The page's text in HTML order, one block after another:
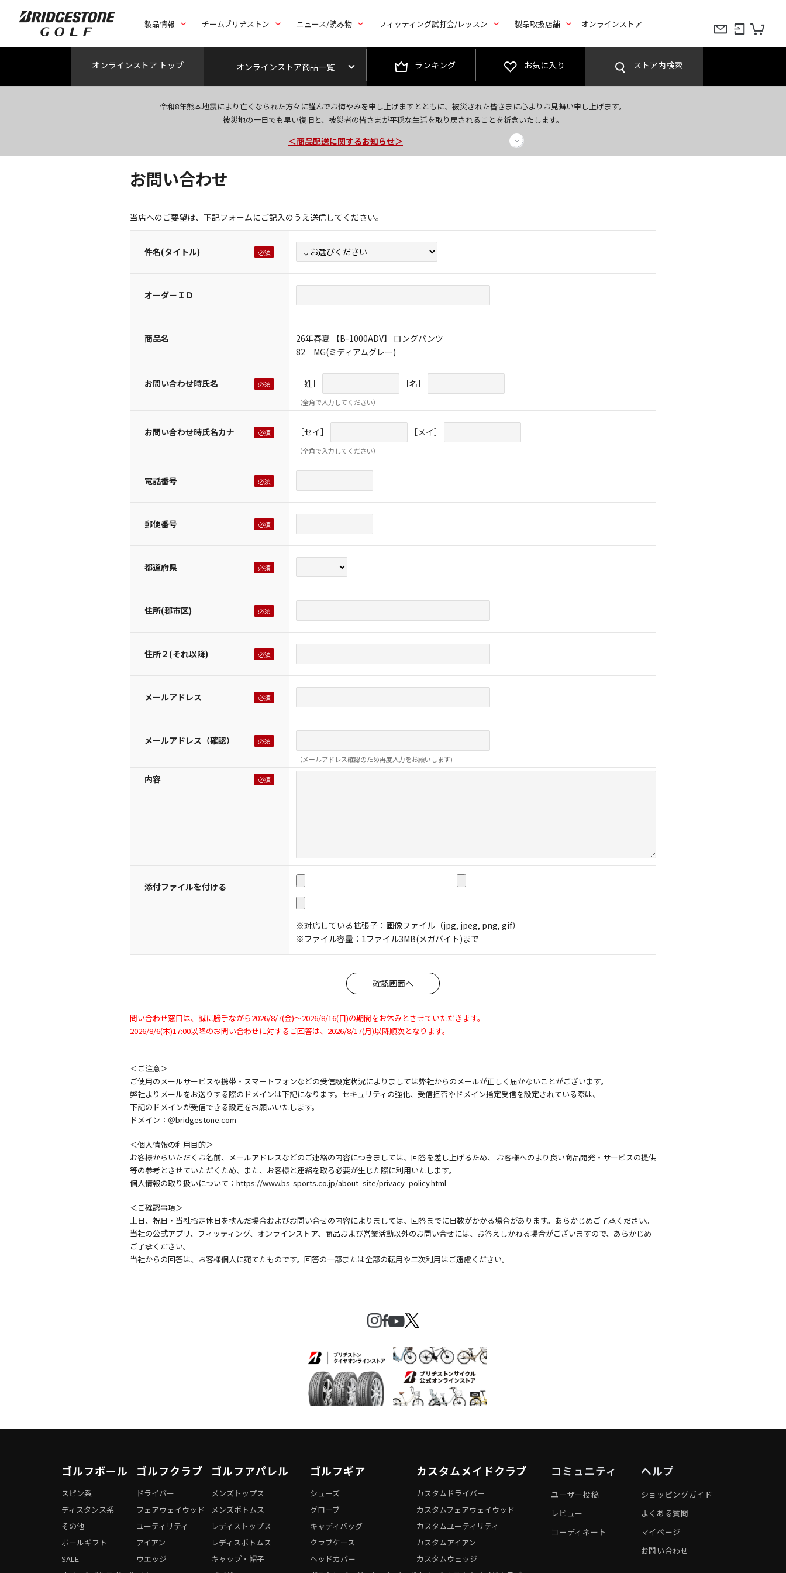
製品情報 チームブリヂストン ニュース/読み物 フィッティング試打会/レッスン 製品取扱店舗 オンラインストア
オンラインストア トップ オンラインストア商品一覧 ランキング お気に入り ストア内検索
令和8年熊本地震により亡くなられた方々に謹んでお悔やみを申し上げますとともに、被災された皆さまに心よりお見舞い申し上げます。
被災地の一日でも早い復旧と、被災者の皆さまが平穏な生活を取り戻されることを祈念いたします。
今なら新規会員登録で1,000円OFFクーポンプレゼント！
＜商品配送に関するお知らせ＞
＜夏季休暇中のご注文・発送・お問い合わせ＞
お問い合わせ
当店へのご要望は、下記フォームにご記入のうえ送信してください。
件名(タイトル)
オーダーＩＤ
商品名
26年春夏 【B-1000ADV】 ロングパンツ
82 MG(ミディアムグレー)
お問い合わせ時氏名 ［姓］ ［名］
（全角で入力してください）
お問い合わせ時氏名カナ ［セイ］ ［メイ］
（全角で入力してください）
電話番号
郵便番号
都道府県
住所(郡市区)
住所２(それ以降)
メールアドレス
メールアドレス（確認）
（メールアドレス確認のため再度入力をお願いします)
内容
添付ファイルを付ける
※対応している拡張子：画像ファイル（jpg, jpeg, png, gif）
※ファイル容量：1ファイル3MB(メガバイト)まで
問い合わせ窓口は、誠に勝手ながら2026/8/7(金)～2026/8/16(日)の期間をお休みとさせていただきます。
2026/8/6(木)17:00以降のお問い合わせに対するご回答は、2026/8/17(月)以降順次となります。
＜ご注意＞
ご使用のメールサービスや携帯・スマートフォンなどの受信設定状況によりましては弊社からのメールが正しく届かないことがございます。
弊社よりメールをお送りする際のドメインは下記になります。セキュリティの強化、受信拒否やドメイン指定受信を設定されている際は、
下記のドメインが受信できる設定をお願いいたします。
ドメイン：＠bridgestone.com
＜個人情報の利用目的＞
お客様からいただくお名前、メールアドレスなどのご連絡の内容につきましては、回答を差し上げるため、 お客様へのより良い商品開発・サービスの提供
等の参考とさせていただくため、また、お客様と連絡を取る必要が生じた際に利用いたします。
個人情報の取り扱いについて： https://www.bs-sports.co.jp/about_site/privacy_policy.html
＜ご確認事項＞
土日、祝日・当社指定休日を挟んだ場合およびお問い合せの内容によりましては、回答までに日数がかかる場合があります。あらかじめご了承ください。
当社の公式アプリ、フィッティング、オンラインストア、商品および営業活動以外のお問い合せには、お答えしかねる場合がございますので、あらかじめ
ご了承ください。
当社からの回答は、お客様個人に宛てたものです。回答の一部または全部の転用や二次利用はご遠慮ください。
ゴルフボール
スピン系
ディスタンス系
その他
ボールギフト
SALE
ゴルフクラブ
ドライバー
フェアウェイウッド
ユーティリティ
アイアン
ウエッジ
ゴルフアパレル
メンズトップス
メンズボトムス
レディストップス
レディスボトムス
キャップ・帽子
ゴルフギア
シューズ
グローブ
キャディバッグ
クラブケース
ヘッドカバー
カスタムメイドクラブ
カスタムドライバー
カスタムフェアウェイウッド
カスタムユーティリティ
カスタムアイアン
カスタムウェッジ
コミュニティ
ユーザー投稿
レビュー
コーディネート
ヘルプ
ショッピングガイド
よくある質問
マイページ
お問い合わせ